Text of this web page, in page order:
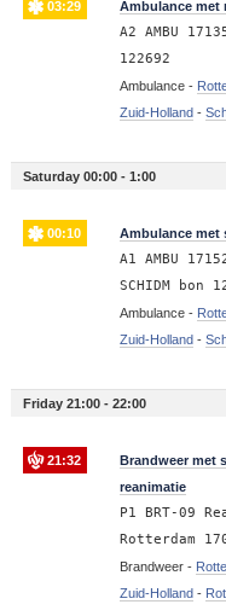
03:29 Ambulance met
A2 AMBU
122692
Ambulance -
Zuid-Holland-
Saturday 00:00 - 1:00
00:10 Ambulance met
A1 AMBU
SCHIDM bon
Ambulance -
Zuid-Holland-
Friday 21:00 - 22:00
21:32
Brandweer met
reanimatie
P1 BRT-09
Rotterdam
Brandweer -
Zuid-Holland-